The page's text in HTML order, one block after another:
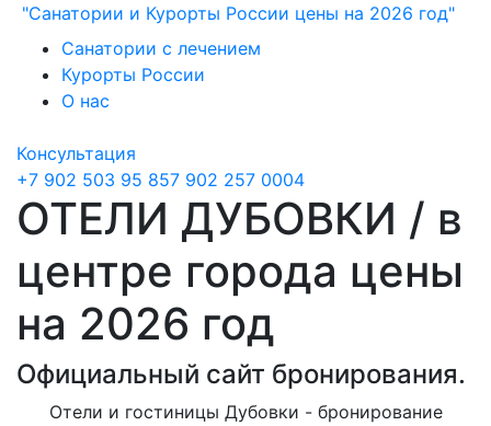
"Санатории и Курорты России цены на 2026 год"
Санатории с лечением
Курорты России
О нас
Консультация
+7 902 503 95 857 902 257 0004
ОТЕЛИ ДУБОВКИ / в
центре города цены
на 2026 год
Официальный сайт бронирования.
Отели и гостиницы Дубовки - бронирование